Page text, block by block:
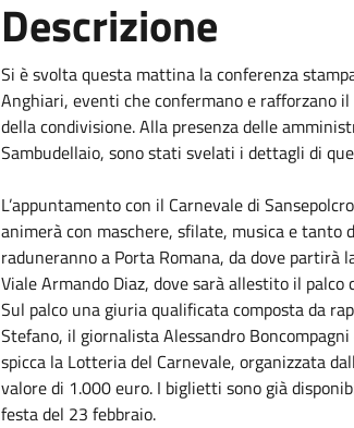
Descrizione
Si è svolta questa mattina la conferenza
Anghiari, eventi che confermano e rafforzano
della condivisione. Alla presenza delle
Sambudellaio, sono stati svelati i dettagli di
L’appuntamento con il Carnevale di
animerà con maschere, sfilate, musica e
raduneranno a Porta Romana, da dove partirà
Viale Armando Diaz, dove sarà allestito il
Sul palco una giuria qualificata composta da
Stefano, il giornalista Alessandro
spicca la Lotteria del Carnevale, organizzata
valore di 1.000 euro. I biglietti sono già
festa del 23 febbraio.